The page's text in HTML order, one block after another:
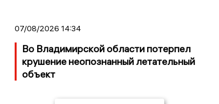
07/08/2026 14:34
Во Владимирской области потерпел
крушение неопознанный летательный
объект